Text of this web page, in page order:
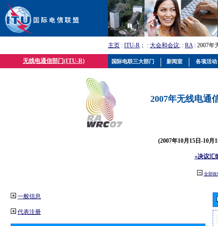
主页 : ITU-R ； : 大会和会议; : RA: 2007年
无线电通信部门(ITU-R)
2007年无线电通
(2007年10月15日-10月
«决议汇
全部收
一般信息
代表注册
国际电联三大部门 新闻室 各项活动